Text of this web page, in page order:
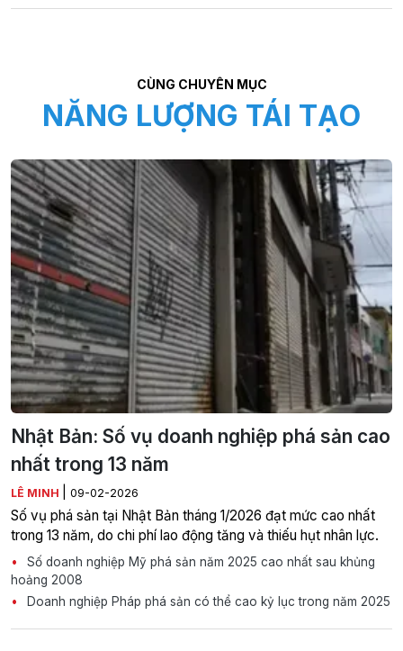
CÙNG CHUYÊN MỤC
NĂNG LƯỢNG TÁI TẠO
Nhật Bản: Số vụ doanh nghiệp phá sản cao
nhất trong 13 năm
LÊ MINH 09-02-2026
Số vụ phá sản tại Nhật Bản tháng 1/2026 đạt mức cao nhất
trong 13 năm, do chi phí lao động tăng và thiếu hụt nhân lực.
Số doanh nghiệp Mỹ phá sản năm 2025 cao nhất sau khủng
hoảng 2008
Doanh nghiệp Pháp phá sản có thể cao kỷ lục trong năm 2025